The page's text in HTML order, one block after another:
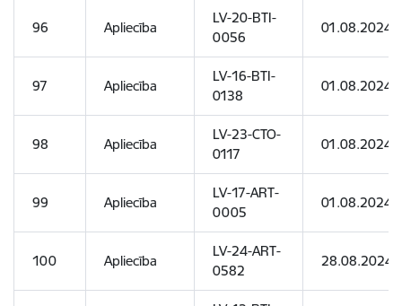
96 Apliecība
LV-20-BTI-
0056
01.08.2024
97 Apliecība
LV-16-BTI-
0138
01.08.2024
98 Apliecība
LV-23-CTO-
0117
01.08.2024
99 Apliecība
LV-17-ART-
0005
01.08.2024
100 Apliecība
LV-24-ART-
0582
28.08.2024